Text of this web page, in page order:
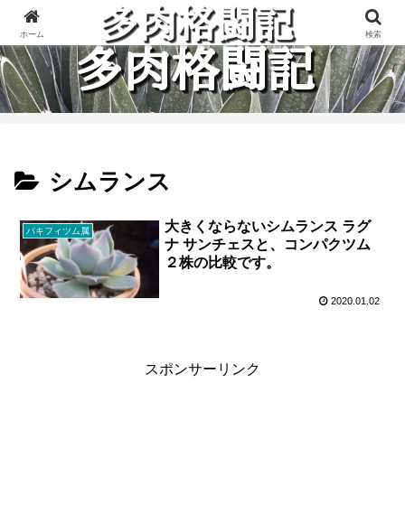
多肉植物と楽しく格闘している記録です。
シムランス
パキフィツム属
大きくならないシムランス ラグ
ナ サンチェスと、コンパクツム
２株の比較です。
2020.01.02
スポンサーリンク
ホーム 検索